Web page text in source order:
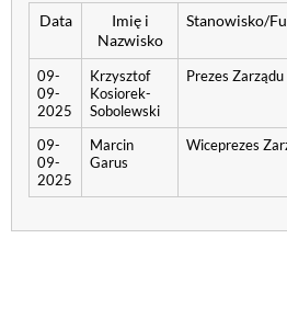
Data
Imię i
Nazwisko
Stanowisko/
09-
09-
2025
Krzysztof
Kosiorek-
Sobolewski
Prezes Zarządu
09-
09-
2025
Marcin
Garus
Wiceprezes